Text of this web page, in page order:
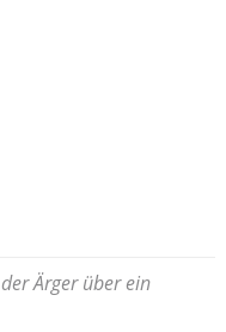
Ärger über ein